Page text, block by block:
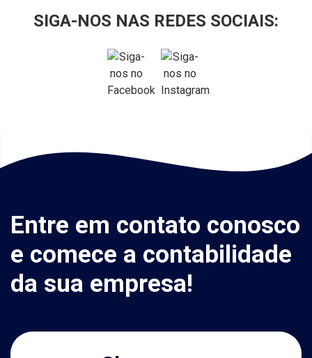
SIGA-NOS NAS REDES SOCIAIS:
Entre em contato conosco
e comece a contabilidade
da sua empresa!